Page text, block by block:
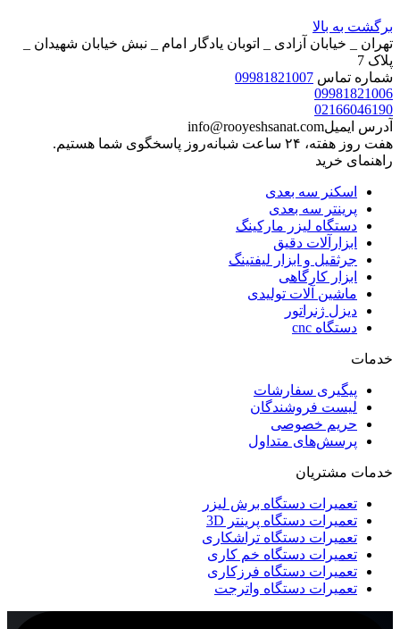
برگشت به بالا
تهران _ خیابان آزادی _ اتوبان یادگار امام _ نبش خیابان شهیدان _
پلاک 7
شماره تماس 09981821007
09981821006
02166046190
آدرس ایمیلinfo@rooyeshsanat.com
هفت روز هفته، ۲۴ ساعت شبانه‌روز پاسخگوی شما هستیم.
راهنمای خرید
اسکنر سه بعدی
پرینتر سه بعدی
دستگاه لیزر مارکینگ
ابزارآلات دقیق
جرثقیل و ابزار لیفتینگ
ابزار کارگاهی
ماشین آلات تولیدی
دیزل ژنراتور
دستگاه cnc
خدمات
پیگیری سفارشات
لیست فروشندگان
حریم خصوصی
پرسش‌های متداول
خدمات مشتریان
تعمیرات دستگاه برش لیزر
تعمیرات دستگاه پرینتر 3D
تعمیرات دستگاه تراشکاری
تعمیرات دستگاه خم کاری
تعمیرات دستگاه فرزکاری
تعمیرات دستگاه واترجت